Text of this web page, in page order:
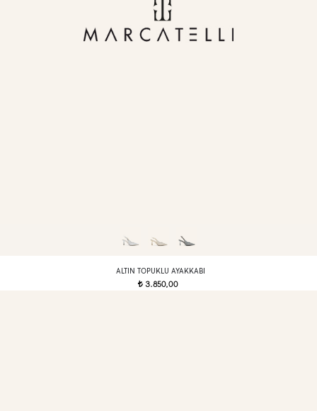
ALTIN TOPUKLU AYAKKABI
t3.850,00